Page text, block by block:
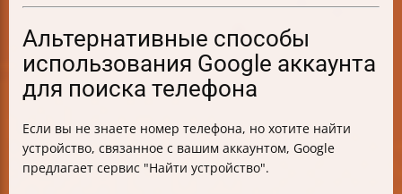
Альтернативные способы
использования Google аккаунта
для поиска телефона
Если вы не знаете номер телефона, но хотите найти
устройство, связанное с вашим аккаунтом, Google
предлагает сервис "Найти устройство".